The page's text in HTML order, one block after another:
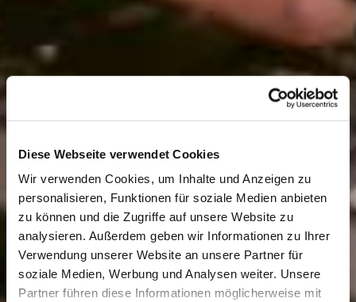
Diese Webseite verwendet Cookies
Wir verwenden Cookies, um Inhalte und Anzeigen zu
personalisieren, Funktionen für soziale Medien anbieten
zu können und die Zugriffe auf unsere Website zu
analysieren. Außerdem geben wir Informationen zu Ihrer
Verwendung unserer Website an unsere Partner für
soziale Medien, Werbung und Analysen weiter. Unsere
Partner führen diese Informationen möglicherweise mit